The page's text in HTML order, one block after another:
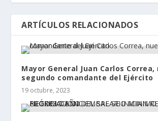
ARTÍCULOS RELACIONADOS
Mayor General Juan Carlos Correa,
segundo comandante del Ejército
19 octubre, 2023